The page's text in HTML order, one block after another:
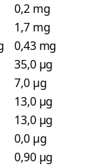
0,2 mg
1,7 mg
0,43 mg
35,0 µg
7,0 µg
13,0 µg
13,0 µg
0,0 µg
0,90 µg